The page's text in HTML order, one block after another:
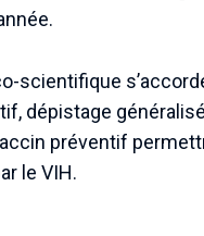
scientifique
dépistage
préventif
le VIH.